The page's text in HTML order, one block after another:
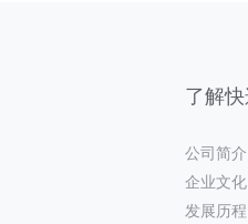
了解
公司简介
企业文化
发展历程